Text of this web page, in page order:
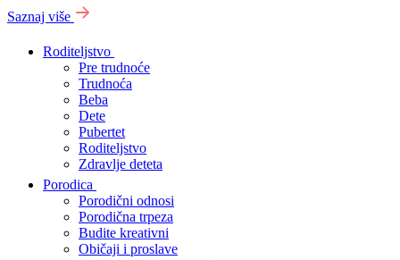
Saznaj više
Roditeljstvo
Pre trudnoće
Trudnoća
Beba
Dete
Pubertet
Roditeljstvo
Zdravlje deteta
Porodica
Porodični odnosi
Porodična trpeza
Budite kreativni
Običaji i proslave